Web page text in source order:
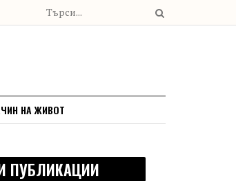
НА ЖИВОТ
ПУБЛИКАЦИИ